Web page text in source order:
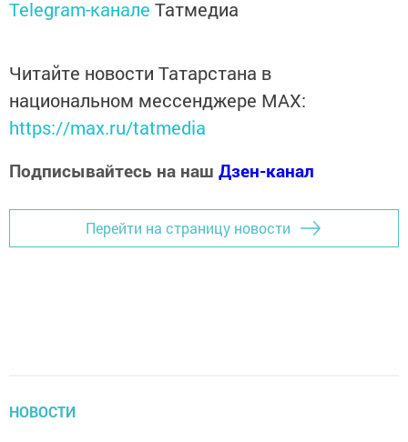
Telegram-канале Татмедиа
Читайте новости Татарстана в
национальном мессенджере MАХ:
https://max.ru/tatmedia
Подписывайтесь на наш Дзен-канал
Перейти на страницу новости
НОВОСТИ